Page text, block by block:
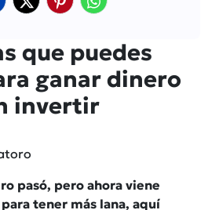
que puedes
ganar dinero
invertir
pasó, pero ahora viene
para tener más lana, aquí